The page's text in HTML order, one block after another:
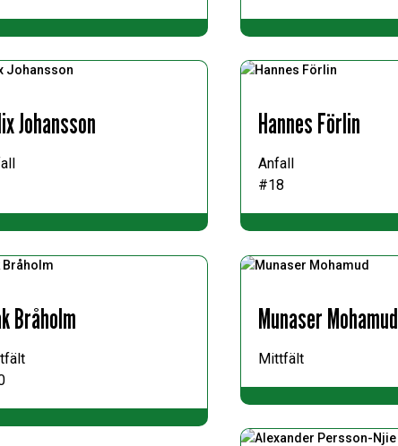
Johansson
Bråholm
Hannes Förlin
Anfall
#18
Munaser Mohamud
Mittfält